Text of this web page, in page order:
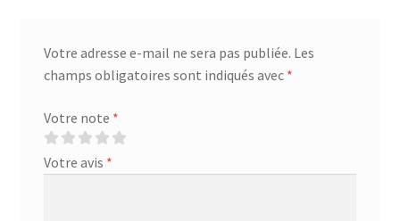
Votre adresse e-mail ne sera pas publiée. Les
champs obligatoires sont indiqués avec *
Votre note *
Votre avis *